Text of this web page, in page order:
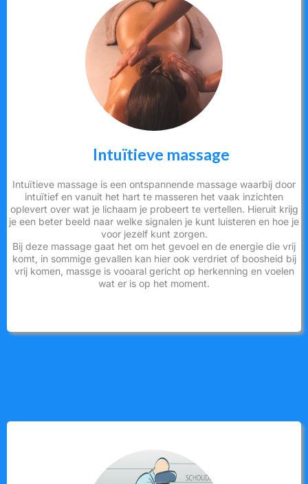
Intuïtieve massage
Intuïtieve massage is een ontspannende massage waarbij door
intuïtief en vanuit het hart te masseren het vaak inzichten
oplevert over wat je lichaam je probeert te vertellen. Hieruit krijg
je een beter beeld naar welke signalen je kunt luisteren en hoe je
voor jezelf kunt zorgen.
Bij deze massage gaat het om het gevoel en de energie die vrij
komt, in sommige gevallen kan hier ook verdriet of boosheid bij
vrij komen, massge is vooaral gericht op herkenning en voelen
wat er is op het moment.